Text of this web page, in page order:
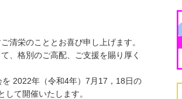
清栄のこととお喜び申し上げます。
、格別のご高配、ご支援を賜り厚く
2022年（令和4年）7月17，18日の
て開催いたします。